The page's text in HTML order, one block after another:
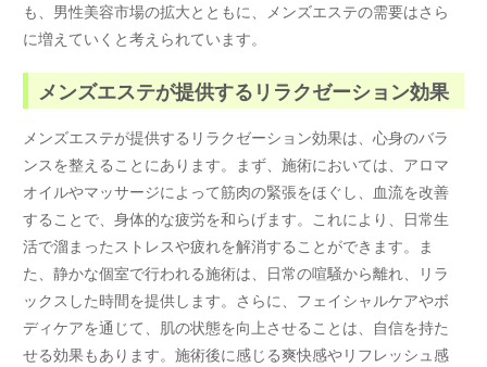
も、男性美容市場の拡大とともに、メンズエステの需要はさら
に増えていくと考えられています。
メンズエステが提供するリラクゼーション効果
メンズエステが提供するリラクゼーション効果は、心身のバラ
ンスを整えることにあります。まず、施術においては、アロマ
オイルやマッサージによって筋肉の緊張をほぐし、血流を改善
することで、身体的な疲労を和らげます。これにより、日常生
活で溜まったストレスや疲れを解消することができます。ま
た、静かな個室で行われる施術は、日常の喧騒から離れ、リラ
ックスした時間を提供します。さらに、フェイシャルケアやボ
ディケアを通じて、肌の状態を向上させることは、自信を持た
せる効果もあります。施術後に感じる爽快感やリフレッシュ感